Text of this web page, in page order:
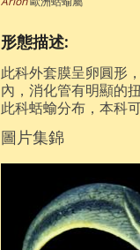
形態描述:
此科外套膜呈卵圓形
內，消化管有明顯的
此科蛞蝓分布，本科
圖片集錦